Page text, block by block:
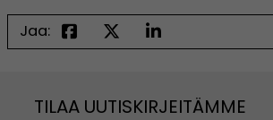
Jaa:
TILAA UUTISKIRJEITÄMME